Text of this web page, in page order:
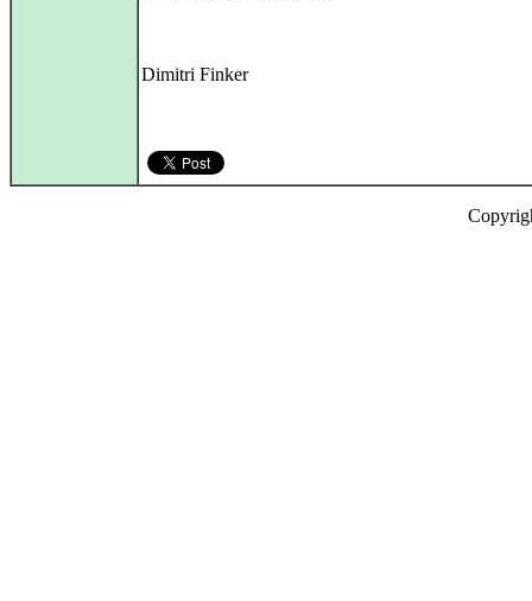
Dimitri Finker